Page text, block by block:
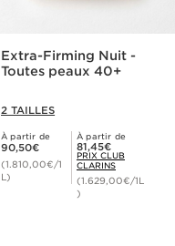
Extra-Firming Nuit -
Toutes peaux 40+
2 TAILLES
À partir de
Nouveau prix 90,50€
90,50€
(1.810,00€/1
L)
À partir de
Prix Club Clarins 81,45€
81,45€
PRIX CLUB
CLARINS
(1.629,00€/1L
)